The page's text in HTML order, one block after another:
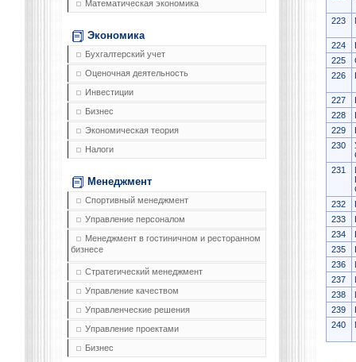
Математическая экономика
Экономика
Бухгалтерский учет
Оценочная деятельность
Инвестиции
Бизнес
Экономическая теория
Налоги
Менеджмент
Спортивный менеджмент
Управление персоналом
Менеджмент в гостиничном и ресторанном
бизнесе
Стратегический менеджмент
Управление качеством
Управленческие решения
Управление проектами
Бизнес
223
224
225
226
227
228
229
230
231
232
233
234
235
236
237
238
239
240